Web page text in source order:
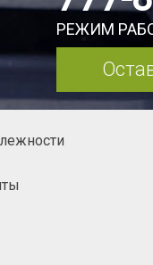
РЕЖИМ